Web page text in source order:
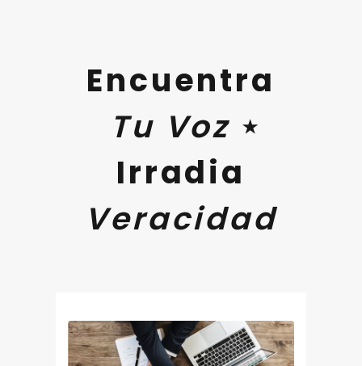
Encuentra
Tu Voz ⋆
Irradia
Veracidad